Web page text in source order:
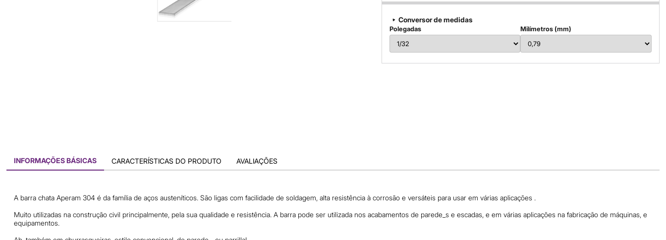
Conversor de medidas
Polegadas Milímetros (mm)
INFORMAÇÕES BÁSICAS CARACTERÍSTICAS DO PRODUTO AVALIAÇÕES
A barra chata Aperam 304 é da família de aços austeníticos. São ligas com facilidade de soldagem, alta resistência à corrosão e versáteis para usar em várias aplicações .
Muito utilizadas na construção civil principalmente, pela sua qualidade e resistência. A barra pode ser utilizada nos acabamentos de parede_s e escadas, e em várias aplicações na fabricação de máquinas, e
equipamentos.